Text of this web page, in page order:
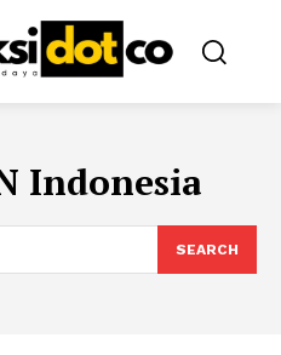
Indonesia
SEARCH